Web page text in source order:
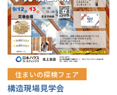
住まいの探検フェア
構造現場見学会